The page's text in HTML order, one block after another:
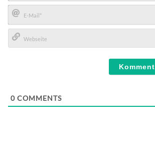
Name*
E-
Mail*
0 COMMENTS